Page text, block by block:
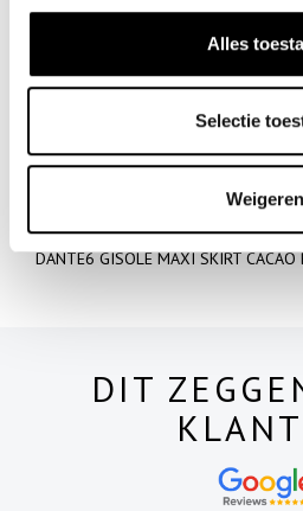
Alles
Selectie
Weigeren
Rokken
DANTE6 GISOLE MAXI SKIRT CACAO
DIT